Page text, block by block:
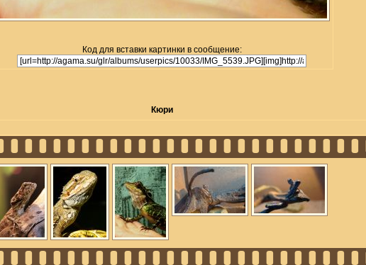
Код для вставки картинки в сообщение:
Кюри